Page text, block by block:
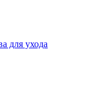
для ухода